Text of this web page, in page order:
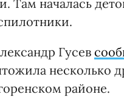
Там началась
Гусев
несколько
районе.